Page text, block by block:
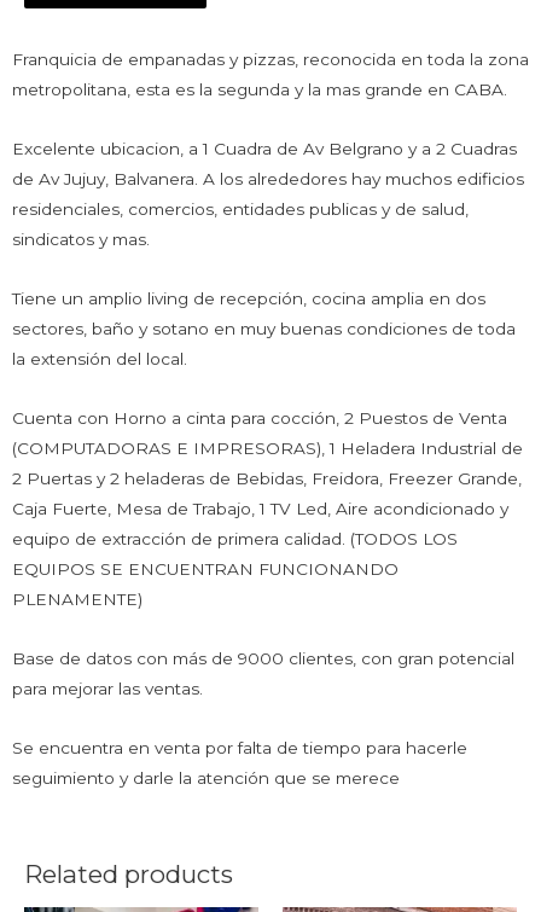
Franquicia de empanadas y pizzas, reconocida en toda la zona
metropolitana, esta es la segunda y la mas grande en CABA.
Excelente ubicacion, a 1 Cuadra de Av Belgrano y a 2 Cuadras
de Av Jujuy, Balvanera. A los alrededores hay muchos edificios
residenciales, comercios, entidades publicas y de salud,
sindicatos y mas.
Tiene un amplio living de recepción, cocina amplia en dos
sectores, baño y sotano en muy buenas condiciones de toda
la extensión del local.
Cuenta con Horno a cinta para cocción, 2 Puestos de Venta
(COMPUTADORAS E IMPRESORAS), 1 Heladera Industrial de
2 Puertas y 2 heladeras de Bebidas, Freidora, Freezer Grande,
Caja Fuerte, Mesa de Trabajo, 1 TV Led, Aire acondicionado y
equipo de extracción de primera calidad. (TODOS LOS
EQUIPOS SE ENCUENTRAN FUNCIONANDO
PLENAMENTE)
Base de datos con más de 9000 clientes, con gran potencial
para mejorar las ventas.
Se encuentra en venta por falta de tiempo para hacerle
seguimiento y darle la atención que se merece
Related products